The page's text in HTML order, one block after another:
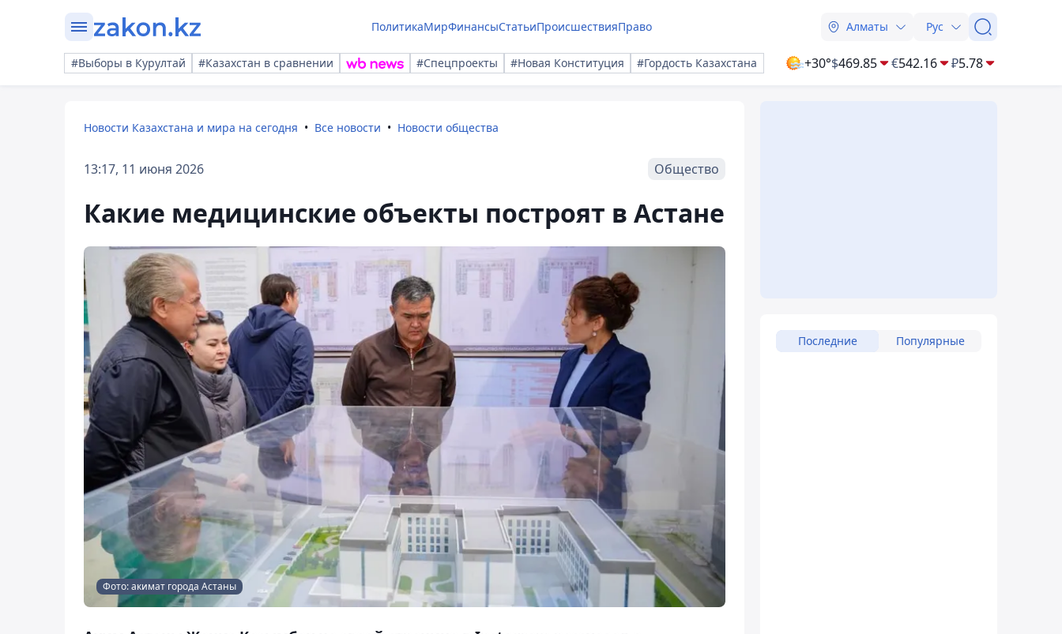
ПолитикаМирФинансыСтатьиПроисшествияПраво Алматы Рус
#Выборы в Курултай #Казахстан в сравнении #Спецпроекты #Новая Конституция #Гордость Казахстана +30°$469.85 €542.16 ₽5.78
Новости Казахстана и мира на сегодня Все новости Новости общества
13:17, 11 июня 2026 Общество
Какие медицинские объекты построят в Астане
Фото: акимат города Астаны
Последние Популярные